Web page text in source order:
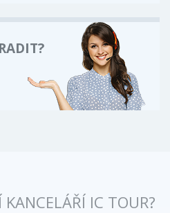
KANCELÁŘÍ IC TOUR?